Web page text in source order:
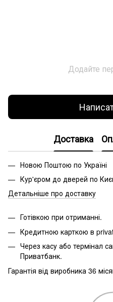
Додайте
Доставка
Новою Поштою по Україні
Кур'єром до дверей по
Детальніше про доставку
Готівкою при отриманні.
Кредитною карткою в
Через касу або термінал
Приватбанк.
Гарантія від виробника 36